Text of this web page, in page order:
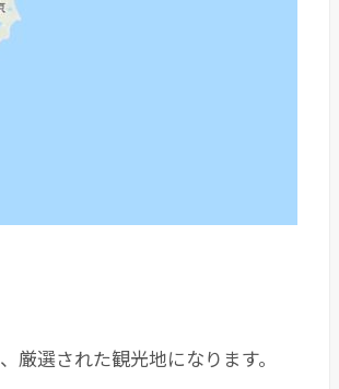
、厳選された観光地になります。